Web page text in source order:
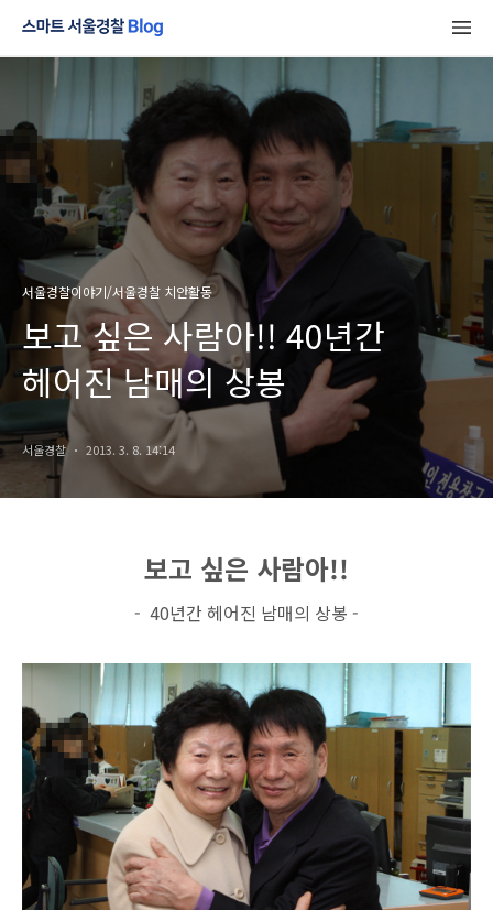
서울경찰이야기/서울경찰 치안활동
보고 싶은 사람아!! 40년간
헤어진 남매의 상봉
서울경찰 2013. 3. 8. 14:14
보고 싶은 사람아!!
- 40년간 헤어진 남매의 상봉 -